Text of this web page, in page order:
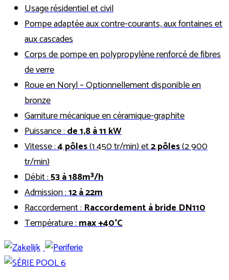
Usage résidentiel et civil
Pompe adaptée aux contre-courants, aux fontaines et
aux cascades
Corps de pompe en polypropylène renforcé de fibres
de verre
Roue en Noryl – Optionnellement disponible en
bronze
Garniture mécanique en céramique-graphite
Puissance :de 1,8 à 11 kW
Vitesse :4 pôles(1 450 tr/min) et2 pôles(2 900
tr/min)
Débit :53 à 188m³/h
Admission :12 à 22m
Raccordement :Raccordement à bride DN110
Température :max +40°C